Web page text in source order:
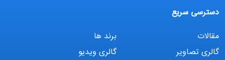
دسترسی سریع
مقالات
برند ها
گالری تصاویر
گالری ویدیو